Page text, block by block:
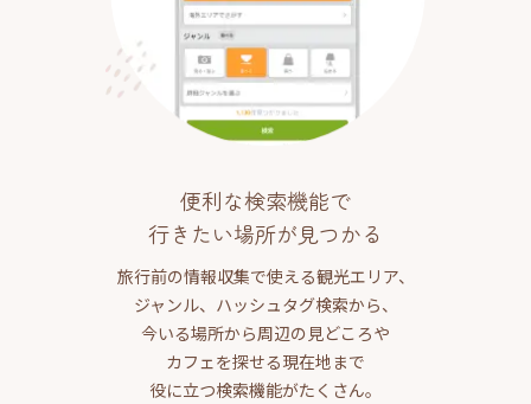
便利な検索機能で
行きたい場所が見つかる
旅行前の情報収集で使える観光エリア、
ジャンル、ハッシュタグ検索から、
今いる場所から周辺の見どころや
カフェを探せる現在地まで
役に立つ検索機能がたくさん。